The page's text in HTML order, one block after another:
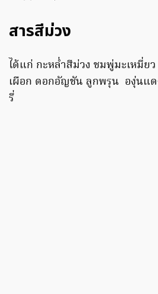
สารสีม่วง
ได้แก่ กะหล่ำสีม่วง ชมพู่มะเหมี่ย
เผือก ดอกอัญชัน ลูกพรุน องุ่นแด
รี่